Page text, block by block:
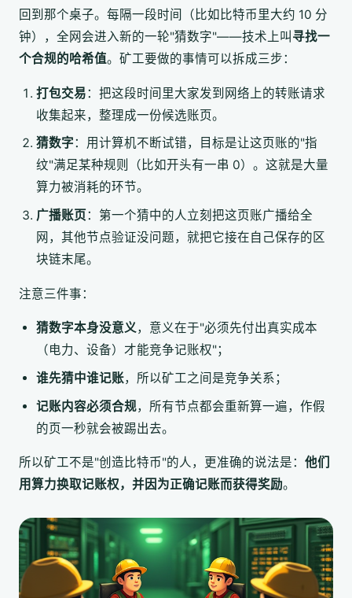
回到那个桌子。每隔一段时间（比如比特币里大约 10 分
钟），全网会进入新的一轮"猜数字"——技术上叫 寻找一
个合规的哈希值。矿工要做的事情可以拆成三步：
打包交易：把这段时间里大家发到网络上的转账请求
收集起来，整理成一份候选账页。
猜数字：用计算机不断试错，目标是让这页账的"指
纹"满足某种规则（比如开头有一串 0）。这就是大量
算力被消耗的环节。
广播账页：第一个猜中的人立刻把这页账广播给全
网，其他节点验证没问题，就把它接在自己保存的区
块链末尾。
注意三件事：
猜数字本身没意义，意义在于"必须先付出真实成本
（电力、设备）才能竞争记账权"；
谁先猜中谁记账，所以矿工之间是竞争关系；
记账内容必须合规，所有节点都会重新算一遍，作假
的页一秒就会被踢出去。
所以矿工不是"创造比特币"的人，更准确的说法是： 他们
用算力换取记账权，并因为正确记账而获得奖励。